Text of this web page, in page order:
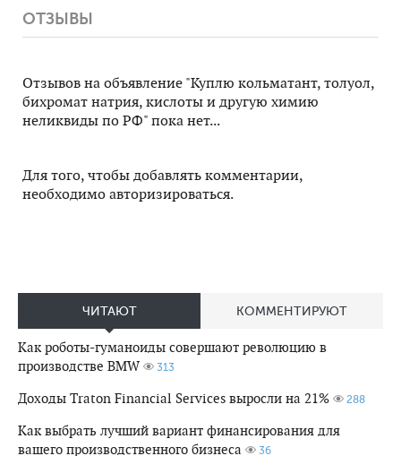
ОТЗЫВЫ
Отзывов на объявление "Куплю кольматант, толуол,
бихромат натрия, кислоты и другую химию
неликвиды по РФ" пока нет...
Для того, чтобы добавлять комментарии,
необходимо авторизироваться.
ЧИТАЮТ КОММЕНТИРУЮТ
Как роботы-гуманоиды совершают революцию в
производстве BMW
313
Доходы Traton Financial Services выросли на 21% 288
Как выбрать лучший вариант финансирования для
вашего производственного бизнеса
36